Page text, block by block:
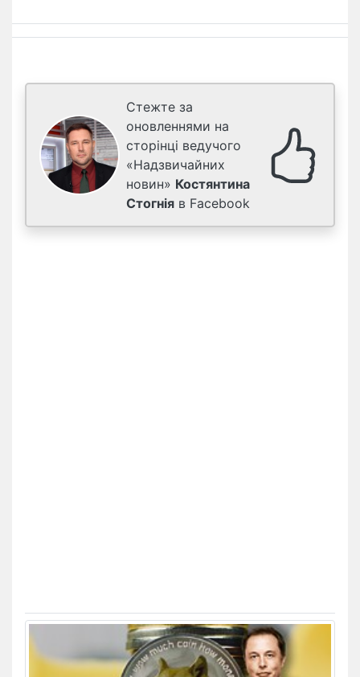
Стежте за
оновленнями на
сторінці ведучого
«Надзвичайних
новин» Костянтина
Стогнія в Facebook